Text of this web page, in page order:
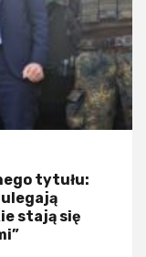
tytułu:
stają się